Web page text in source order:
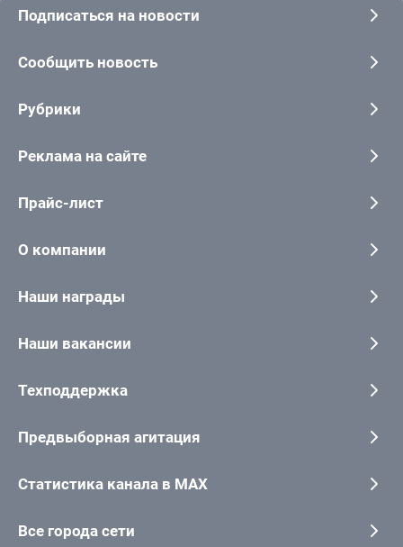
Подписаться на новости
Сообщить новость
Рубрики
Реклама на сайте
Прайс-лист
О компании
Наши награды
Наши вакансии
Техподдержка
Предвыборная агитация
Статистика канала в MAX
Все города сети